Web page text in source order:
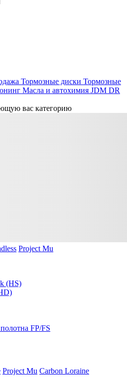
Тормозные диски Тормозные
Масла и автохимия JDM DR
вас категорию
Project Mu
(HS)
FP/FS
Project Mu Carbon Loraine